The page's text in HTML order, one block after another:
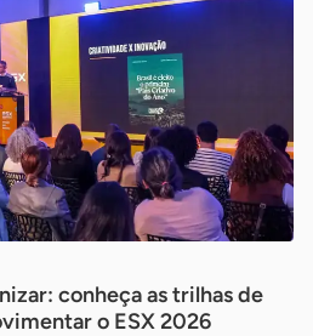
conheça as trilhas de
o ESX 2026